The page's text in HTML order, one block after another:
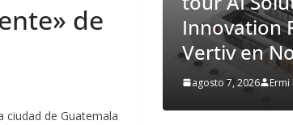
de
ciudad de Guatemala
Innovation Roadshow de
Vertiv en Norteamérica
Ermi Fernandez
prediseñada de
Vertiv™360AI
para
computación de
alto rendimiento
se presentará